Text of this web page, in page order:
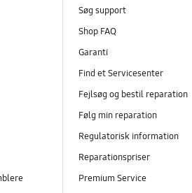
Søg support
Shop FAQ
Garanti
Find et Servicesenter
Fejlsøg og bestil reparation
Følg min reparation
Regulatorisk information
Reparationspriser
Premium Service